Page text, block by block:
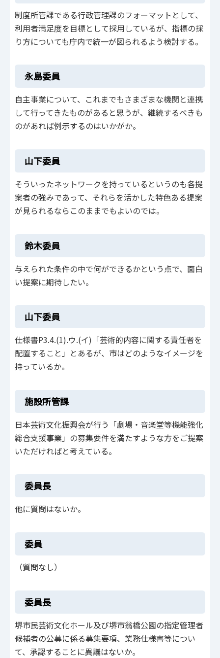
制度所管課である行政管理課のフォーマットとして、
利用者満足度を目標として採用しているが、指標の採
り方についても庁内で統一が図られるよう検討する。
永島委員
自主事業について、これまでもさまざまな機関と連携
して行ってきたものがあると思うが、継続するべきも
のがあれば例示するのはいかがか。
山下委員
そういったネットワークを持っているというのも各提
案者の強みであって、それらを活かした特色ある提案
が見られるならこのままでもよいのでは。
鈴木委員
与えられた条件の中で何ができるかという点で、面白
い提案に期待したい。
山下委員
仕様書P3.4.(1).ウ.(イ)「芸術的内容に関する責任者を
配置すること」とあるが、市はどのようなイメージを
持っているか。
施設所管課
日本芸術文化振興会が行う「劇場・音楽堂等機能強化
総合支援事業」の募集要件を満たすような方をご提案
いただければと考えている。
委員長
他に質問はないか。
委員
（質問なし）
委員長
堺市民芸術文化ホール及び堺市翁橋公園の指定管理者
候補者の公募に係る募集要項、業務仕様書等につい
て、承認することに異議はないか。